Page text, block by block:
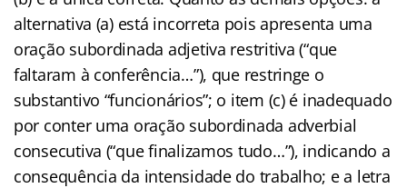
alternativa (a) está incorreta pois apresenta uma
oração subordinada adjetiva restritiva (“que
faltaram à conferência…”), que restringe o
substantivo “funcionários”; o item (c) é inadequado
por conter uma oração subordinada adverbial
consecutiva (“que finalizamos tudo…”), indicando a
consequência da intensidade do trabalho; e a letra